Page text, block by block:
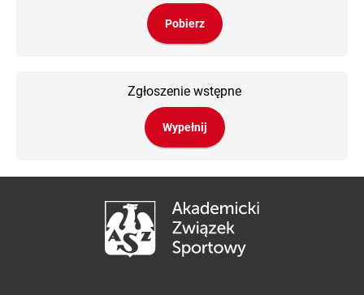
Pobierz
Zgłoszenie wstępne
Wypełnij